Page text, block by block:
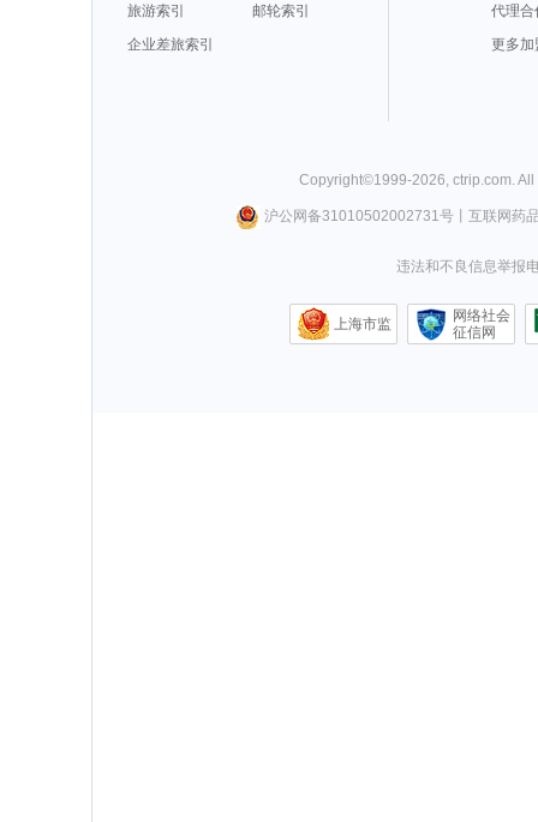
旅游索引
邮轮索引
企业差旅索引
代理合
更多加
Copyright©1999-2026 ctrip.com .
沪公网备31010502002731号丨 互联网药
违法和不良信息举报
上海市监
网络社会
征信网